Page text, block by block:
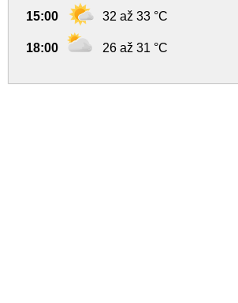
15:00 32 až 33 °C
18:00 26 až 31 °C